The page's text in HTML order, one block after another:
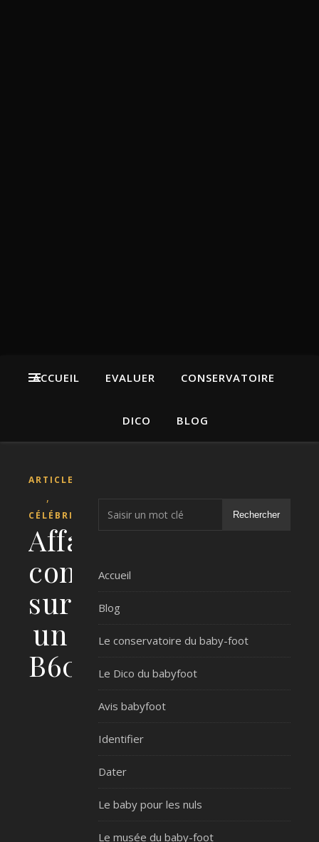
ACCUEIL EVALUER CONSERVATOIRE
DICO BLOG
ARTICLE
,
CÉLÉBRITÉS
Affaire
conclue
sur
un
B60
Rechercher
Accueil
Blog
Le conservatoire du baby-foot
Le Dico du babyfoot
Avis babyfoot
Identifier
Dater
Le baby pour les nuls
Le musée du baby-foot